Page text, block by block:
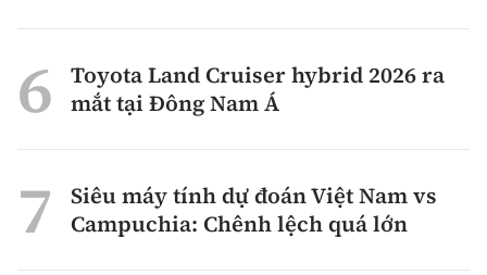
Toyota Land Cruiser hybrid 2026 ra
mắt tại Đông Nam Á
Siêu máy tính dự đoán Việt Nam vs
Campuchia: Chênh lệch quá lớn